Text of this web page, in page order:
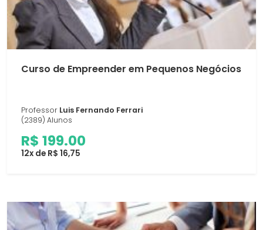
Curso de Empreender em Pequenos Negócios
Professor Luis Fernando Ferrari
(2389) Alunos
R$ 199.00
12x de R$ 16,75